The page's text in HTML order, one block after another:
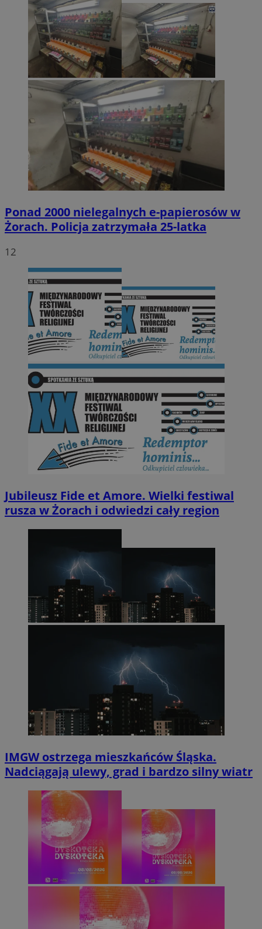
Ponad 2000 nielegalnych e-papierosów w
Żorach. Policja zatrzymała 25-latka
12
Jubileusz Fide et Amore. Wielki festiwal
rusza w Żorach i odwiedzi cały region
IMGW ostrzega mieszkańców Śląska.
Nadciągają ulewy, grad i bardzo silny wiatr